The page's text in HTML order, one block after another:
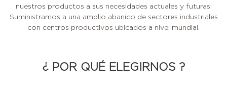
nuestros productos a sus necesidades actuales y futuras.
Suministramos a una amplio abanico de sectores industriales
con centros productivos ubicados a nivel mundial.
¿ POR QUÉ ELEGIRNOS ?